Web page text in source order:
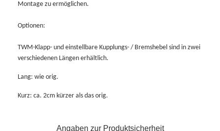
Montage zu ermöglichen.
Optionen:
TWM-Klapp- und einstellbare Kupplungs- / Bremshebel sind in zwei
verschiedenen Längen erhältlich.
Lang: wie orig.
Kurz: ca. 2cm kürzer als das orig.
Angaben zur Produktsicherheit